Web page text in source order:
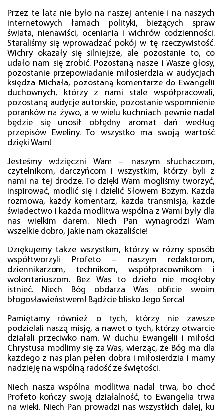
Przez te lata nie było na naszej antenie i na naszych
internetowych łamach polityki, bieżących spraw
świata, nienawiści, oceniania i wichrów codzienności.
Staraliśmy się wprowadzać pokój w tę rzeczywistość.
Wichry okazały się silniejsze, ale pozostanie to, co
udało nam się zrobić. Pozostaną nasze i Wasze głosy,
pozostanie przepowiadanie miłosierdzia w audycjach
księdza Michała, pozostaną komentarze do Ewangelii
duchownych, którzy z nami stale współpracowali,
pozostaną audycje autorskie, pozostanie wspomnienie
poranków na żywo, a w wielu kuchniach pewnie nadal
będzie się unosił obłędny aromat dań według
przepisów Eweliny. To wszystko ma swoją wartość
dzięki Wam!
Jesteśmy wdzięczni Wam – naszym słuchaczom,
czytelnikom, darczyńcom i wszystkim, którzy byli z
nami na tej drodze. To dzięki Wam mogliśmy tworzyć,
inspirować, modlić się i dzielić Słowem Bożym. Każda
rozmowa, każdy komentarz, każda transmisja, każde
świadectwo i każda modlitwa wspólna z Wami były dla
nas wielkim darem. Niech Pan wynagrodzi Wam
wszelkie dobro, jakie nam okazaliście!
Dziękujemy także wszystkim, którzy w różny sposób
współtworzyli Profeto – naszym redaktorom,
dziennikarzom, technikom, współpracownikom i
wolontariuszom. Bez Was to dzieło nie mogłoby
istnieć. Niech Bóg obdarza Was obficie swoim
błogosławieństwem! Bądźcie blisko Jego Serca!
Pamiętamy również o tych, którzy nie zawsze
podzielali naszą misję, a nawet o tych, którzy otwarcie
działali przeciwko nam. W duchu Ewangelii i miłości
Chrystusa modlimy się za Was, wierząc, że Bóg ma dla
każdego z nas plan pełen dobra i miłosierdzia i mamy
nadzieję na wspólną radość ze świętości.
Niech nasza wspólna modlitwa nadal trwa, bo choć
Profeto kończy swoją działalność, to Ewangelia trwa
na wieki. Niech Pan prowadzi nas wszystkich dalej, ku